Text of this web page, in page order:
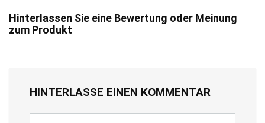
Hinterlassen Sie eine Bewertung oder Meinung
zum Produkt
HINTERLASSE EINEN KOMMENTAR